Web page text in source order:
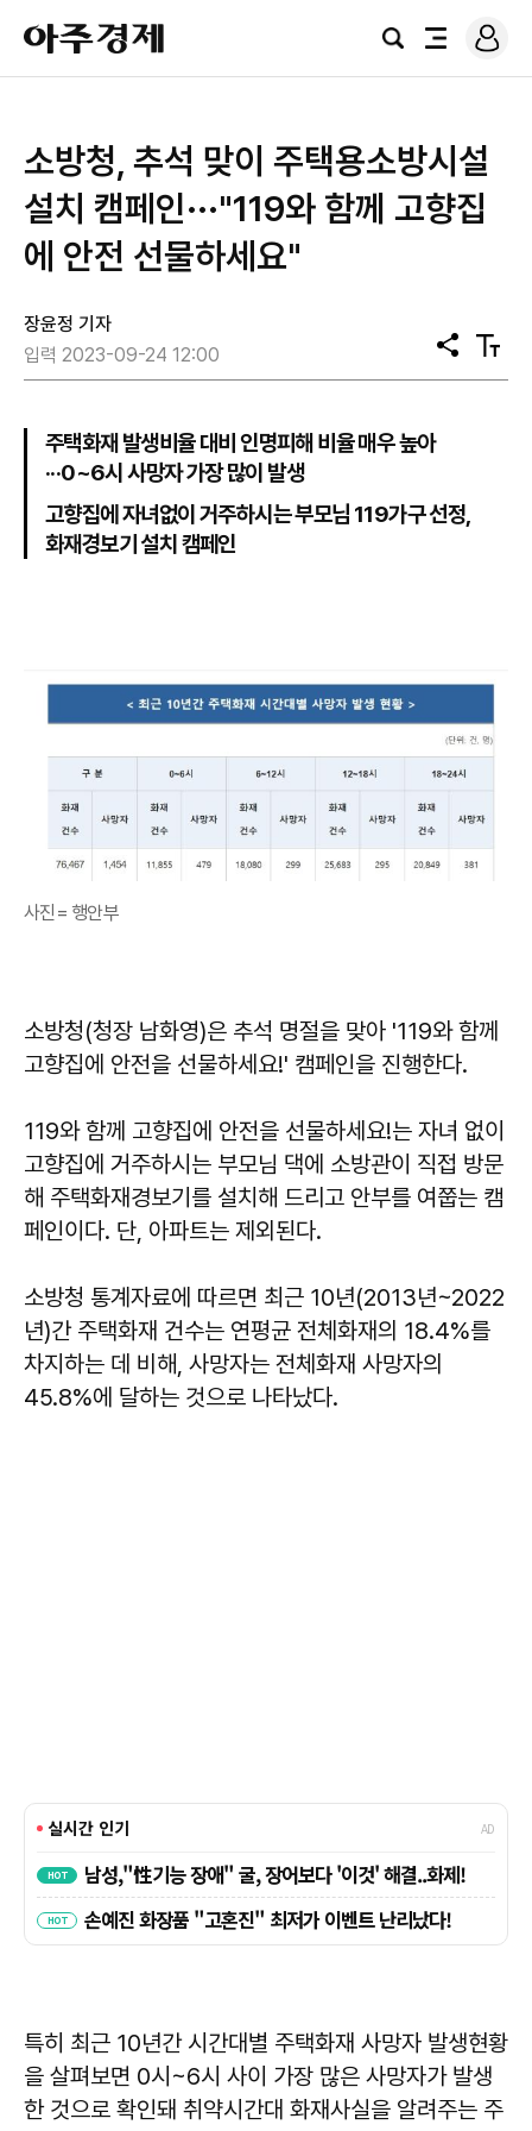
아
주
경
검
전
로
그
소방청, 추석 맞이 주택용소방시설
설치 캠페인···"119와 함께 고향집
에 안전 선물하세요"
장윤정 기자
입력 2023-09-24 12:00
공
유
텍
스
주택화재 발생비율 대비 인명피해 비율 매우 높아
···0~6시 사망자 가장 많이 발생
고향집에 자녀없이 거주하시는 부모님 119가구 선정,
화재경보기 설치 캠페인
사진= 행안부
소방청(청장 남화영)은 추석 명절을 맞아 '119와 함께
고향집에 안전을 선물하세요!' 캠페인을 진행한다.
119와 함께 고향집에 안전을 선물하세요!는 자녀 없이
고향집에 거주하시는 부모님 댁에 소방관이 직접 방문
해 주택화재경보기를 설치해 드리고 안부를 여쭙는 캠
페인이다. 단, 아파트는 제외된다.
소방청 통계자료에 따르면 최근 10년(2013년~2022
년)간 주택화재 건수는 연평균 전체화재의 18.4%를
차지하는 데 비해, 사망자는 전체화재 사망자의
45.8%에 달하는 것으로 나타났다.
특히 최근 10년간 시간대별 주택화재 사망자 발생현황
을 살펴보면 0시~6시 사이 가장 많은 사망자가 발생
한 것으로 확인돼 취약시간대 화재사실을 알려주는 주